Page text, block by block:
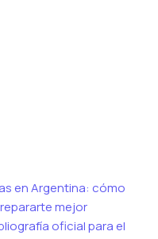
en Argentina: cómo
mejor
oficial para el